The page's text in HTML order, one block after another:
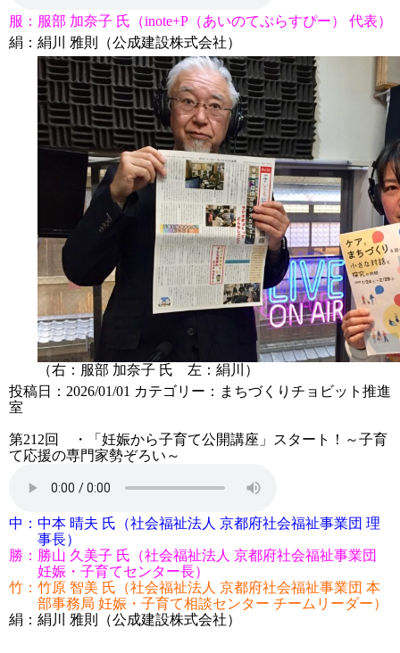
服： 服部 加奈子 氏（inote+P（あいのてぷらすぴー） 代表）
絹： 絹川 雅則（公成建設株式会社）
（右 ：服部 加奈子 氏 左：絹川）
投稿日：2026/01/01 カテゴリー： まちづくりチョビット推進
室
第212回 ・「妊娠から子育て公開講座」スタート！～子育
て応援の専門家勢ぞろい～
中： 中本 晴夫 氏（社会福祉法人 京都府社会福祉事業団 理
事長）
勝： 勝山 久美子 氏（社会福祉法人 京都府社会福祉事業団
妊娠・子育てセンター長）
竹： 竹原 智美 氏（社会福祉法人 京都府社会福祉事業団 本
部事務局 妊娠・子育て相談センター チームリーダー）
絹： 絹川 雅則（公成建設株式会社）